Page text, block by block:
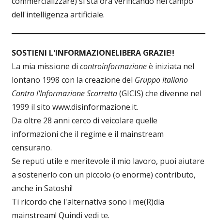
dell'intelligenza artificiale.
SOSTIENI L'INFORMAZIONELIBERA GRAZIE!!!
La mia missione di controinformazioneè iniziata nel
lontano 1998 con la creazione del Gruppo Italiano
Contro l'Informazione Scorretta(GICIS) che divenne nel
1999 il sito www.disinformazione.it.
Da oltre 28 anni cerco di veicolare quelle
informazioni che il regime e il mainstream
censurano.
Se reputi utile e meritevole il mio lavoro, puoi aiutare
a sostenerlo con un piccolo (o enorme) contributo,
anche in Satoshi!
Ti ricordo che l'alternativa sono i me(R)dia
mainstream! Quindi vedi te.